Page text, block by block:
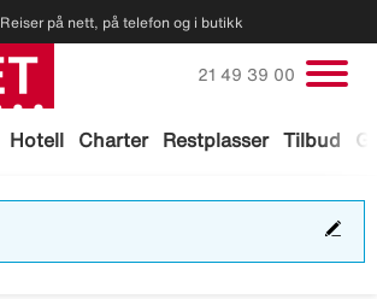
Reiser på nett, på telefon og i butikk
Hotell Charter Restplasser Tilbud
Ring oss på
21 49 39 00